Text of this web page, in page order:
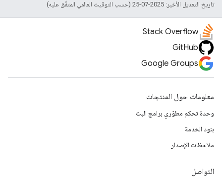
تاريخ التعديل الأخير: 2025-07-25 (حسب التوقيت العالمي المتفَّق عليه)
Stack Overflow
GitHub
Google Groups
معلومات حول المنتجات
وحدة تحكم مطوّري برامج البث
بنود الخدمة
ملاحظات الإصدار
التواصل